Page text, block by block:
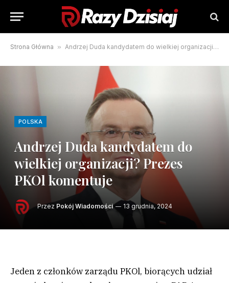
Strona Główna » Andrzej Duda kandydatem do wielkiej organizacji? Prezes PKOl komentuje
POLSKA
Andrzej Duda kandydatem do
wielkiej organizacji? Prezes
PKOl komentuje
Przez Pokój Wiadomości 13 grudnia, 2024
Jeden z członków zarządu PKOl, biorących udział